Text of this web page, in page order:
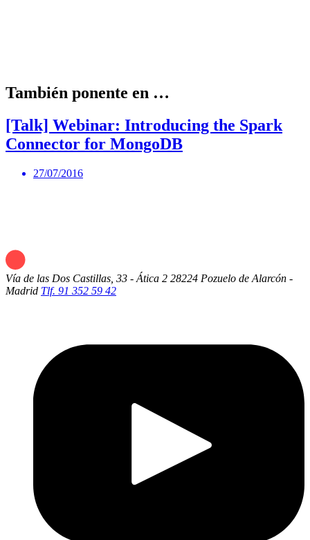
También ponente en …
[Talk] Webinar: Introducing the Spark
Connector for MongoDB
27/07/2016
Vía de las Dos Castillas, 33 - Ática 2 28224 Pozuelo de Alarcón -
Madrid Tlf. 91 352 59 42